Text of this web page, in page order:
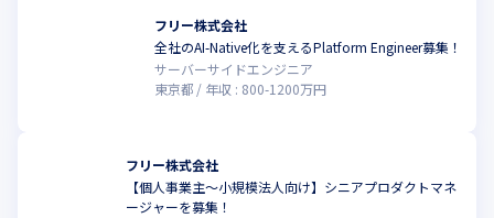
フリー株式会社
全社のAI-Native化を支えるPlatform Engineer募集！
サーバーサイドエンジニア
東京都
年収 : 800-1200万円
フリー株式会社
【個人事業主〜小規模法人向け】シニアプロダクトマネ
ージャーを募集！